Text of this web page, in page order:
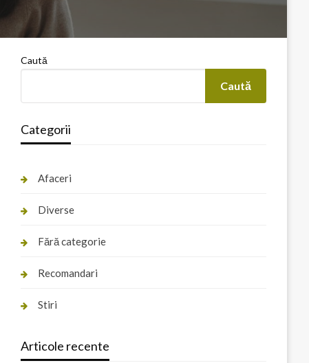
Caută
Caută
Categorii
Afaceri
Diverse
Fără categorie
Recomandari
Stiri
Articole recente